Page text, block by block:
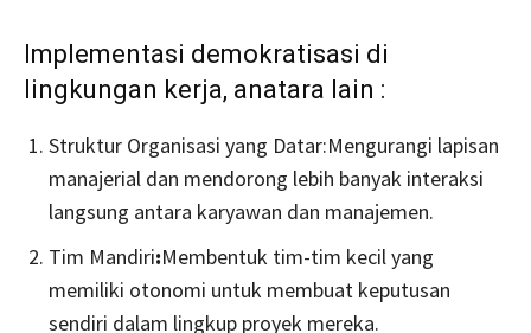
Implementasi demokratisasi di
lingkungan kerja, anatara lain :
Struktur Organisasi yang Datar:Mengurangi lapisan
manajerial dan mendorong lebih banyak interaksi
langsung antara karyawan dan manajemen.
Tim Mandiri:Membentuk tim-tim kecil yang
memiliki otonomi untuk membuat keputusan
sendiri dalam lingkup proyek mereka.